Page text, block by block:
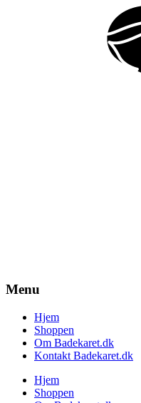
Menu
Hjem
Shoppen
Om Badekaret.dk
Kontakt Badekaret.dk
Hjem
Shoppen